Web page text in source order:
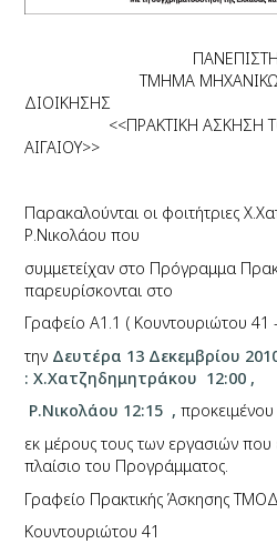
ΠΑΝΕΠΙΣΤΗΜΙΟ
ΤΜΗΜΑ
ΔΙΟΙΚΗΣΗΣ
<<ΠΡΑΚΤΙΚΗ ΑΣΚΗΣΗ
ΑΙΓΑΙΟΥ>>
Παρακαλούνται οι φοιτήτριες
Ρ.Νικολάου που
συμμετείχαν στο Πρόγραμμα
παρευρίσκονται στο
Γραφείο Α1.1 ( Κουντουριώτου
την Δευτέρα 13 Δεκεμβρίου
: Χ.Χατζηδημητράκου 12:00 ,
Ρ.Νικολάου 12:15 , προκειμένου
εκ μέρους τους των εργασιών που
πλαίσιο του Προγράμματος.
Γραφείο Πρακτικής Άσκησης ΤΜΟΔ
Κουντουριώτου 41